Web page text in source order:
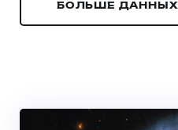
БОЛЬШЕ ДАННЫХ